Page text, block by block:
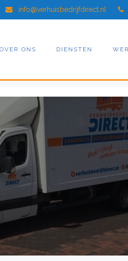
info@verhuisbedrijfdirect.nl
OVER ONS DIENSTEN